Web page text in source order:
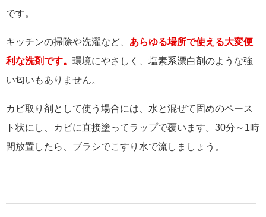
です。
キッチンの掃除や洗濯など、 あらゆる場所で使える大変便
利な洗剤です。 環境にやさしく、塩素系漂白剤のような強
い匂いもありません。
カビ取り剤として使う場合には、水と混ぜて固めのペース
ト状にし、カビに直接塗ってラップで覆います。30分～1時
間放置したら、ブラシでこすり水で流しましょう。